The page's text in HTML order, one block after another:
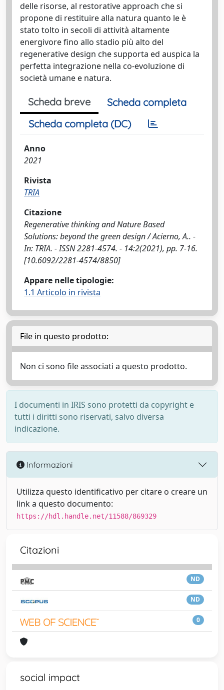
delle risorse, al restorative approach che si
propone di restituire alla natura quanto le è
stato tolto in secoli di attività altamente
energivore fino allo stadio più alto del
regenerative design che supporta ed auspica la
perfetta integrazione nella co-evoluzione di
società umane e natura.
Scheda breve
Scheda completa
Scheda completa (DC)
Anno
2021
Rivista
TRIA
Citazione
Regenerative thinking and Nature Based
Solutions: beyond the green design / Acierno, A.. -
In: TRIA. - ISSN 2281-4574. - 14:2(2021), pp. 7-16.
[10.6092/2281-4574/8850]
Appare nelle tipologie:
1.1 Articolo in rivista
File in questo prodotto:
Non ci sono file associati a questo prodotto.
I documenti in IRIS sono protetti da copyright e
tutti i diritti sono riservati, salvo diversa
indicazione.
Informazioni
Utilizza questo identificativo per citare o creare un
link a questo documento:
https://hdl.handle.net/11588/869329
Citazioni
ND
ND
0
social impact